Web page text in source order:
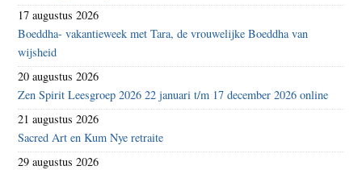
17 augustus 2026
Boeddha- vakantieweek met Tara, de vrouwelijke Boeddha van
wijsheid
20 augustus 2026
Zen Spirit Leesgroep 2026 22 januari t/m 17 december 2026 online
21 augustus 2026
Sacred Art en Kum Nye retraite
29 augustus 2026